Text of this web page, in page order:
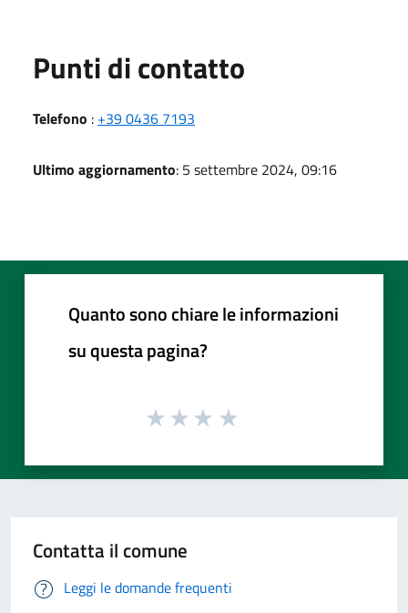
Punti di contatto
Telefono : +39 0436 7193
Ultimo aggiornamento: 5 settembre 2024, 09:16
Quanto sono chiare le informazioni
su questa pagina?
Contatta il comune
Leggi le domande frequenti